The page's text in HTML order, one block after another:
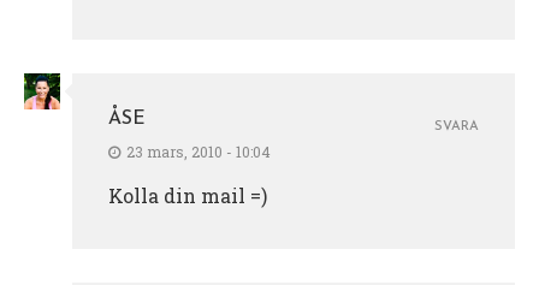
ÅSE
23 mars, 2010 - 10:04
Kolla din mail =)
SVARA